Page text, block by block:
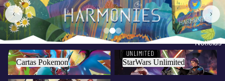
Noticias
Cartas Pokemon
Cartas Pokemon
StarWars Unlimited
StarWars Unlimited